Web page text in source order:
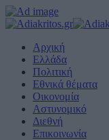
Αρχική
Ελλάδα
Πολιτική
Εθνικά θέματα
Οικονομία
Αστυνομικό
Διεθνή
Επικοινωνία